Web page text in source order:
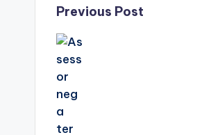
Post
navigation
Previous Post